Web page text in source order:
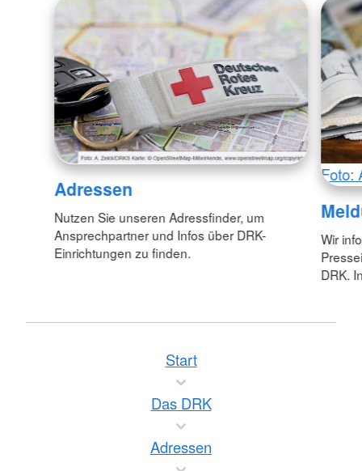
Adressen
Nutzen Sie unseren Adressfinder, um
Ansprechpartner und Infos über DRK-
Einrichtungen zu finden.
Foto:
Wir
DRK.
Start
Das DRK
Adressen